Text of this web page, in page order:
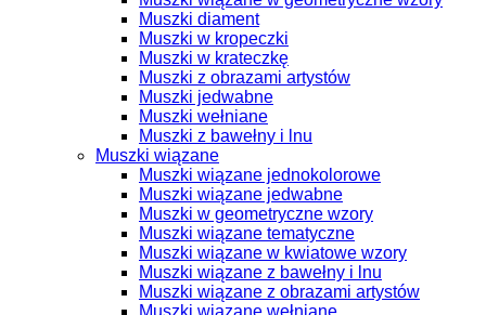
Muszki diament
Muszki w kropeczki
Muszki w krateczkę
Muszki z obrazami artystów
Muszki jedwabne
Muszki wełniane
Muszki z bawełny i lnu
Muszki wiązane
Muszki wiązane jednokolorowe
Muszki wiązane jedwabne
Muszki w geometryczne wzory
Muszki wiązane tematyczne
Muszki wiązane w kwiatowe wzory
Muszki wiązane z bawełny i lnu
Muszki wiązane z obrazami artystów
Muszki wiązane wełniane